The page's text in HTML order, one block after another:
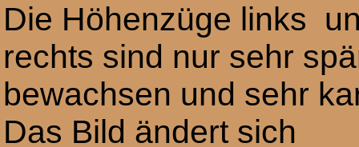
Die Höhenzüge links
rechts sind nur sehr
bewachsen und sehr
Das Bild ändert sich